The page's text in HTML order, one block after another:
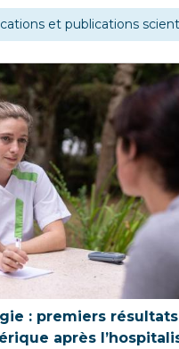
et publications
: premiers résultats
après